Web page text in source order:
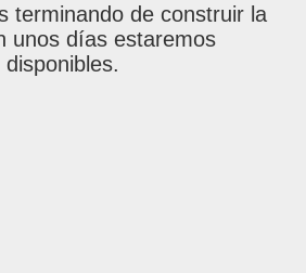
terminando de construir la
unos días estaremos
disponibles.